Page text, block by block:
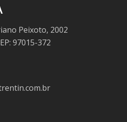
Peixoto, 2002
97015-372